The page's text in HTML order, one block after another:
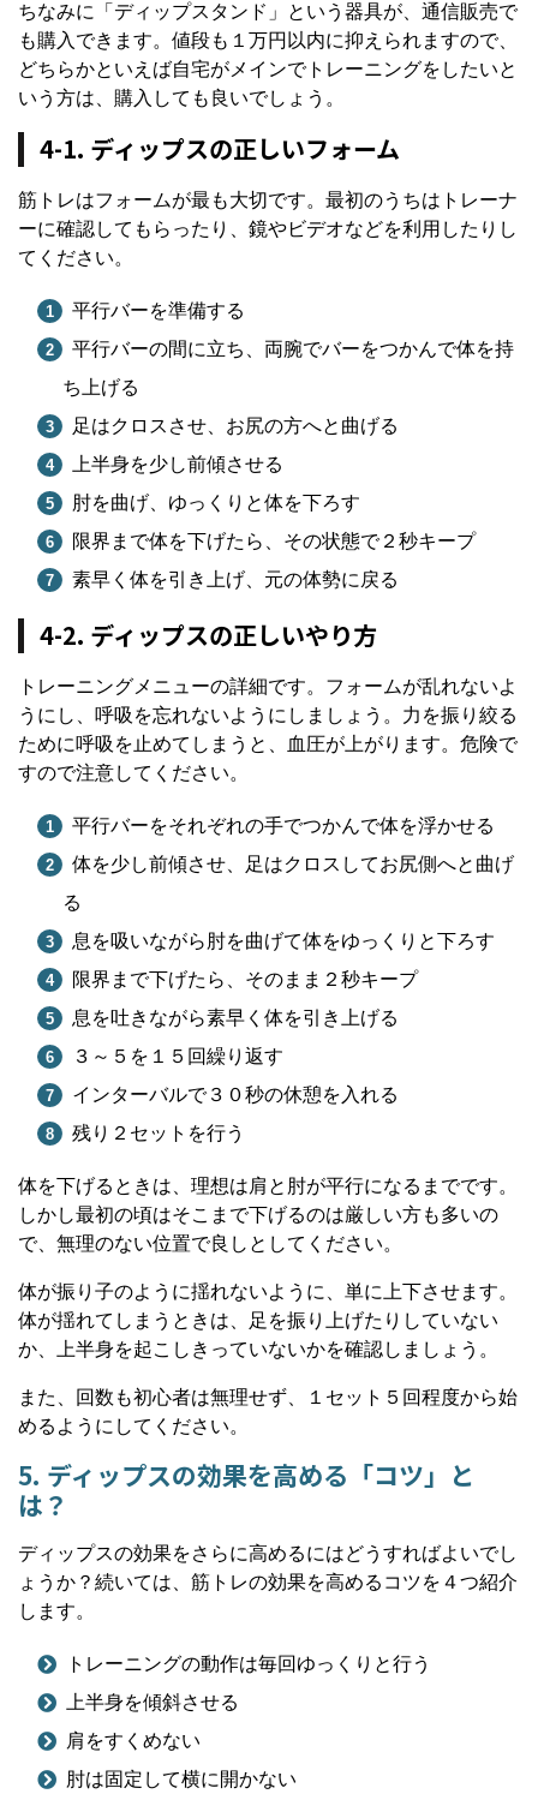
ちなみに「ディップスタンド」という器具が、通信販売で
も購入できます。値段も１万円以内に抑えられますので、
どちらかといえば自宅がメインでトレーニングをしたいと
いう方は、購入しても良いでしょう。
4-1. ディップスの正しいフォーム
筋トレはフォームが最も大切です。最初のうちはトレーナ
ーに確認してもらったり、鏡やビデオなどを利用したりし
てください。
平行バーを準備する
平行バーの間に立ち、両腕でバーをつかんで体を持
ち上げる
足はクロスさせ、お尻の方へと曲げる
上半身を少し前傾させる
肘を曲げ、ゆっくりと体を下ろす
限界まで体を下げたら、その状態で２秒キープ
素早く体を引き上げ、元の体勢に戻る
4-2. ディップスの正しいやり方
トレーニングメニューの詳細です。フォームが乱れないよ
うにし、呼吸を忘れないようにしましょう。力を振り絞る
ために呼吸を止めてしまうと、血圧が上がります。危険で
すので注意してください。
平行バーをそれぞれの手でつかんで体を浮かせる
体を少し前傾させ、足はクロスしてお尻側へと曲げ
る
息を吸いながら肘を曲げて体をゆっくりと下ろす
限界まで下げたら、そのまま２秒キープ
息を吐きながら素早く体を引き上げる
３～５を１５回繰り返す
インターバルで３０秒の休憩を入れる
残り２セットを行う
体を下げるときは、理想は肩と肘が平行になるまでです。
しかし最初の頃はそこまで下げるのは厳しい方も多いの
で、無理のない位置で良しとしてください。
体が振り子のように揺れないように、単に上下させます。
体が揺れてしまうときは、足を振り上げたりしていない
か、上半身を起こしきっていないかを確認しましょう。
また、回数も初心者は無理せず、１セット５回程度から始
めるようにしてください。
5. ディップスの効果を高める「コツ」と
は？
ディップスの効果をさらに高めるにはどうすればよいでし
ょうか？続いては、筋トレの効果を高めるコツを４つ紹介
します。
トレーニングの動作は毎回ゆっくりと行う
上半身を傾斜させる
肩をすくめない
肘は固定して横に開かない